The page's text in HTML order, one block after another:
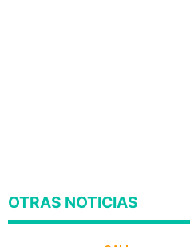
OTRAS NOTICIAS